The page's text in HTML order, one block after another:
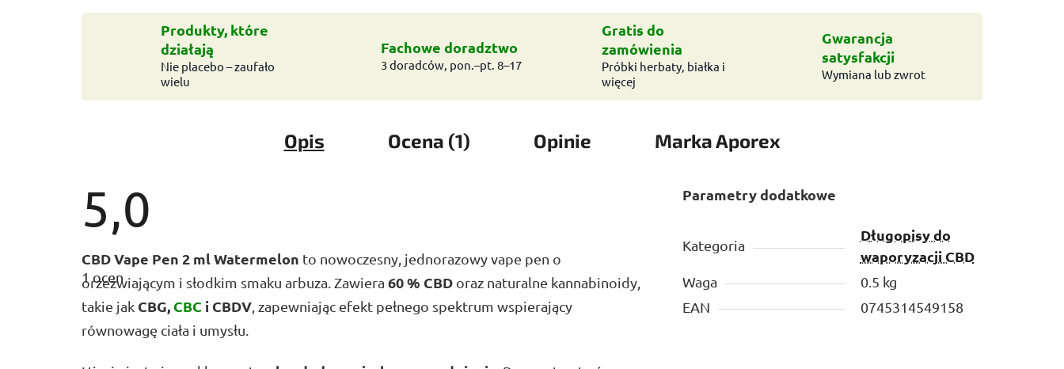
Produkty, które
działają
Nie placebo – zaufało
wielu
Fachowe doradztwo
3 doradców, pon.–pt. 8–17
Gratis do
zamówienia
Próbki herbaty, białka i
więcej
Gwarancja
satysfakcji
Wymiana lub zwrot
Opis Ocena (1) Opinie MarkaAporex
5,0
Średnia
ocena
produktu
wynosi
5,0
na
5
1 ocen
CBD Vape Pen 2 ml Watermelon to nowoczesny, jednorazowy vape pen o
orzeźwiającym i słodkim smaku arbuza. Zawiera 60 % CBD oraz naturalne kannabinoidy,
takie jak CBG, CBC i CBDV , zapewniając efekt pełnego spektrum wspierający
równowagę ciała i umysłu.
Parametry dodatkowe
Kategoria
Długopisy do
waporyzacji CBD
Waga
0.5 kg
EAN
0745314549158